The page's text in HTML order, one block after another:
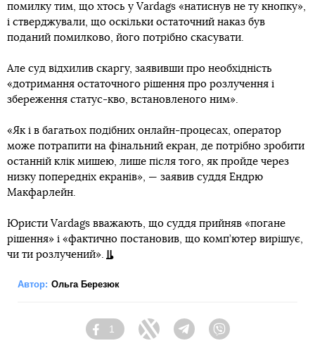
помилку тим, що хтось у Vardags «натиснув не ту кнопку»,
і стверджували, що оскільки остаточний наказ був
поданий помилково, його потрібно скасувати.
Але суд відхилив скаргу, заявивши про необхідність
«дотримання остаточного рішення про розлучення і
збереження статус-кво, встановленого ним».
«Як і в багатьох подібних онлайн-процесах, оператор
може потрапити на фінальний екран, де потрібно зробити
останній клік мишею, лише після того, як пройде через
низку попередніх екранів», — заявив суддя Ендрю
Макфарлейн.
Юристи Vardags вважають, що суддя прийняв «погане
рішення» і «фактично постановив, що комп’ютер вирішує,
чи ти розлучений».
Автор: Ольга Березюк
Facebook
1
Twitter TelegramViber